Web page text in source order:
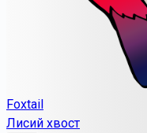
Foxtail
Лисий хвост